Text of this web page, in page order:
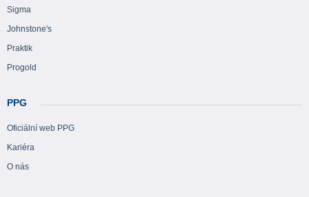
Sigma
Johnstone's
Praktik
Progold
PPG
Oficiální web PPG
Kariéra
O nás